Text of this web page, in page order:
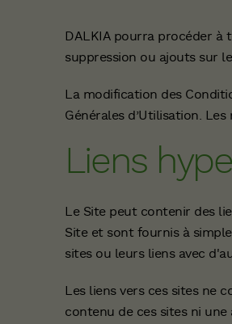
DALKIA pourra procéder à
suppression ou ajouts sur
La modification des
Générales d’Utilisation.
Liens
Le Site peut contenir des
Site et sont fournis à
sites ou leurs liens avec
Les liens vers ces sites ne
contenu de ces sites ni